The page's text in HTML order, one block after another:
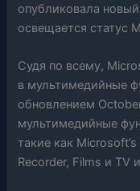
опубликовала
освещается статус
Судя по всему,
в мультимедийные
обновлением
мультимедийные
такие как
Recorder, Films и TV